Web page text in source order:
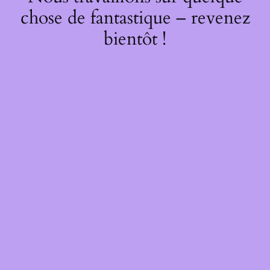
chose de fantastique – revenez
bientôt !